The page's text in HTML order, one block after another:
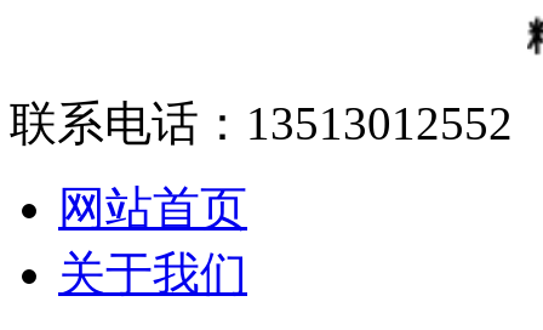
精
联系电话： 13513012552
网站首页
关于我们